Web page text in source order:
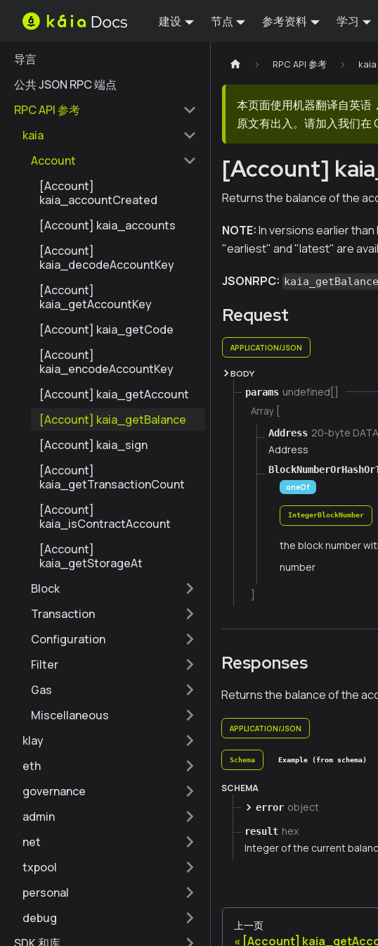
建设 节点 参考资料 学习
导言
公共 JSON RPC 端点
RPC API 参考
kaia
Account
[Account]
kaia_accountCreated
[Account] kaia_accounts
[Account]
kaia_decodeAccountKey
[Account]
kaia_getAccountKey
[Account] kaia_getCode
[Account]
kaia_encodeAccountKey
[Account] kaia_getAccount
[Account] kaia_getBalance
[Account] kaia_sign
[Account]
kaia_getTransactionCount
[Account]
kaia_isContractAccount
[Account]
kaia_getStorageAt
Block
Transaction
Configuration
Filter
Gas
Miscellaneous
klay
eth
governance
admin
net
txpool
personal
debug
RPC API 参考 kaia
本页面使用机器翻译自英语
原文有出入。请加入我们在
[Account]
Returns the balance of the
NOTE:In versions earlier than
"earliest" and "latest" are
JSONRPC: kaia_getBalance
Request
APPLICATION/JSON
BODY
params undefined[]
Array [
Address 20-byte DATA
Address
oneOf
IntegerBlockNumber
the block number
number
Responses
Returns the balance of the
APPLICATION/JSON
Schema Example (from schema)
SCHEMA
error object
result hex
Integer of the current
上一页
[Account]